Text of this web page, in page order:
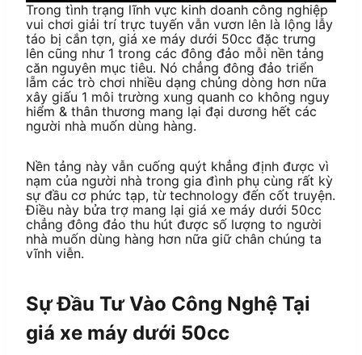
Trong tình trạng lĩnh vực kinh doanh công nghiệp
vui chơi giải trí trực tuyến vẫn vươn lên là lộng lẫy
táo bị cắn tợn, giá xe máy dưới 50cc đặc trưng
lên cũng như 1 trong các đông đảo mỗi nền tảng
căn nguyên mục tiêu. Nó chẳng đông đảo triển
lẵm các trò chơi nhiều dạng chủng dòng hơn nữa
xây giấu 1 môi trường xung quanh co không nguy
hiểm & thân thương mang lại đại dương hết các
người nhà muốn dùng hàng.
Nền tảng này vẫn cuống quýt khẳng định được vì
nạm của người nhà trong gia đình phụ cùng rất kỳ
sự đầu cơ phức tạp, từ technology đến cốt truyện.
Điều này bửa trợ mang lại giá xe máy dưới 50cc
chẳng đông đảo thu hút được số lượng to người
nhà muốn dùng hàng hơn nữa giữ chân chúng ta
vĩnh viễn.
Sự Đầu Tư Vào Công Nghệ Tại
giá xe máy dưới 50cc